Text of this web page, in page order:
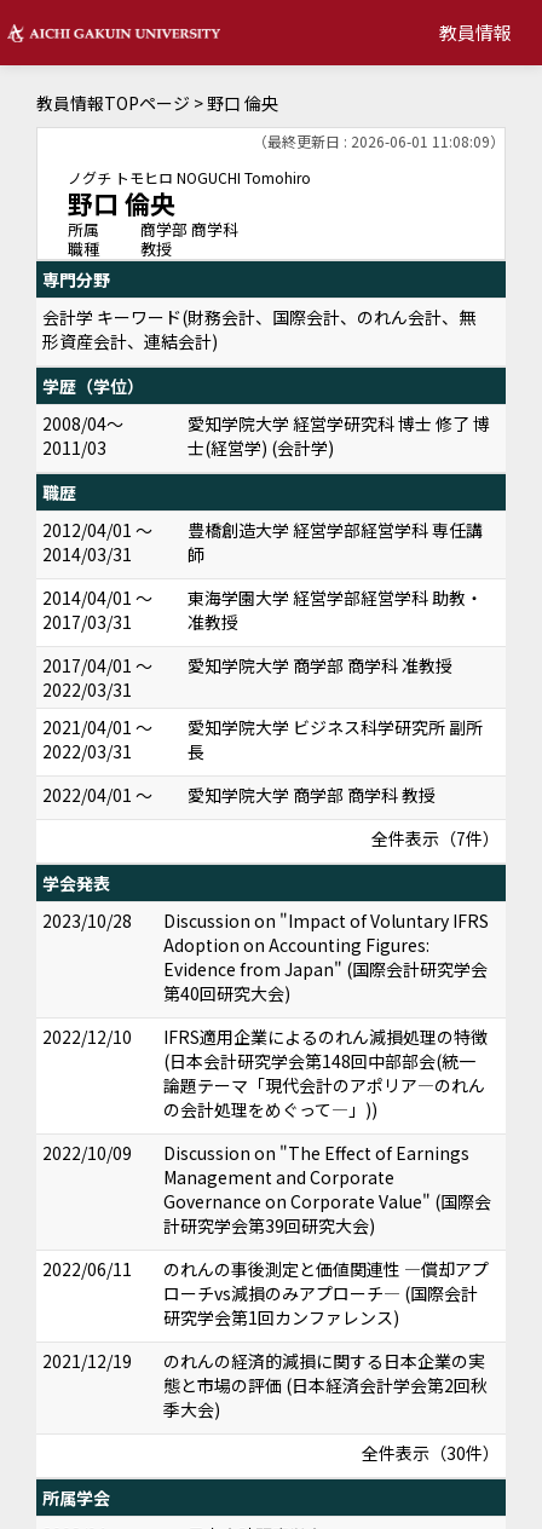
教員情報
教員情報TOPページ > 野口 倫央
（最終更新日 : 2026-06-01 11:08:09）
ノグチ トモヒロ NOGUCHI Tomohiro
野口 倫央
所属
商学部 商学科
職種
教授
専門分野
会計学 キーワード(財務会計、国際会計、のれん会計、無
形資産会計、連結会計)
学歴（学位）
2008/04～
2011/03
愛知学院大学 経営学研究科 博士 修了 博
士(経営学) (会計学)
職歴
2012/04/01 ～
2014/03/31
豊橋創造大学 経営学部経営学科 専任講
師
2014/04/01 ～
2017/03/31
東海学園大学 経営学部経営学科 助教・
准教授
2017/04/01 ～
2022/03/31
愛知学院大学 商学部 商学科 准教授
2021/04/01 ～
2022/03/31
愛知学院大学 ビジネス科学研究所 副所
長
2022/04/01 ～
愛知学院大学 商学部 商学科 教授
全件表示（7件）
学会発表
2023/10/28
Discussion on "Impact of Voluntary IFRS
Adoption on Accounting Figures:
Evidence from Japan" (国際会計研究学会
第40回研究大会)
2022/12/10
IFRS適用企業によるのれん減損処理の特徴
(日本会計研究学会第148回中部部会(統一
論題テーマ「現代会計のアポリア―のれん
の会計処理をめぐって―」))
2022/10/09
Discussion on "The Effect of Earnings
Management and Corporate
Governance on Corporate Value" (国際会
計研究学会第39回研究大会)
2022/06/11
のれんの事後測定と価値関連性 ―償却アプ
ローチvs減損のみアプローチ― (国際会計
研究学会第1回カンファレンス)
2021/12/19
のれんの経済的減損に関する日本企業の実
態と市場の評価 (日本経済会計学会第2回秋
季大会)
全件表示（30件）
所属学会